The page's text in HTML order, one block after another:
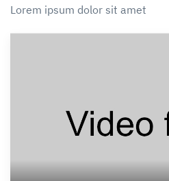
Lorem ipsum dolor sit amet